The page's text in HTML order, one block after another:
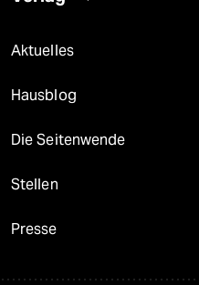
Aktuelles
Hausblog
Die Seitenwende
Stellen
Presse